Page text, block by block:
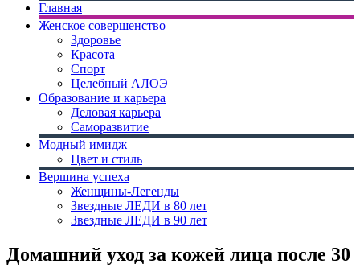
Главная
Женское совершенство
Здоровье
Красота
Спорт
Целебный АЛОЭ
Образование и карьера
Деловая карьера
Саморазвитие
Модный имидж
Цвет и стиль
Вершина успеха
Женщины-Легенды
Звездные ЛЕДИ в 80 лет
Звездные ЛЕДИ в 90 лет
Домашний уход за кожей лица после 30